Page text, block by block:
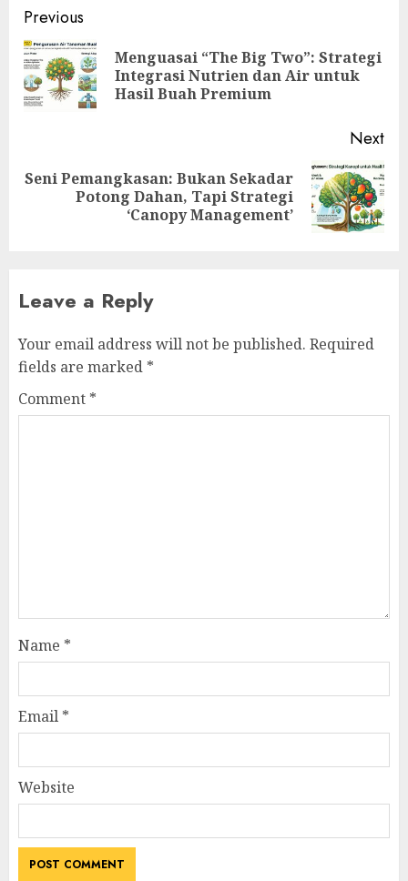
Post
navigation
Previous
Menguasai “The Big Two”: Strategi
Integrasi Nutrien dan Air untuk
Hasil Buah Premium
Next
Next
Seni Pemangkasan: Bukan Sekadar
Potong Dahan, Tapi Strategi
‘Canopy Management’
Leave a Reply
Your email address will not be published. Required
fields are marked *
Comment *
Name *
Email *
Website